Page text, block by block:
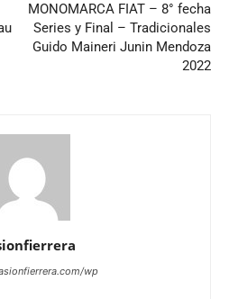
MONOMARCA FIAT – 8° fecha
Series y Final – Tradicionales
Guido Maineri Junin Mendoza
2022
wp